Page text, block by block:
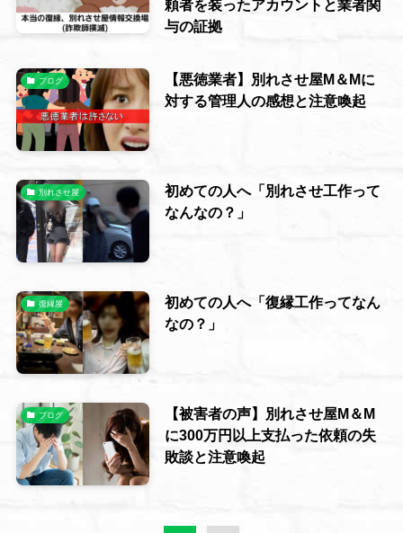
頼者を装ったアカウントと業者関
与の証拠
ブログ
【悪徳業者】別れさせ屋M＆Mに
対する管理人の感想と注意喚起
別れさせ屋
初めての人へ「別れさせ工作って
なんなの？」
復縁屋
初めての人へ「復縁工作ってなん
なの？」
ブログ
【被害者の声】別れさせ屋M＆M
に300万円以上支払った依頼の失
敗談と注意喚起